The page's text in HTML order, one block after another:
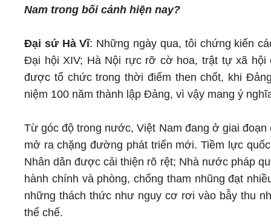
Nam trong bối cảnh hiện nay?
Đại sứ Hà Vĩ: Những ngày qua, tôi chứng kiến
Đại hội XIV; Hà Nội rực rỡ cờ hoa, trật tự xã
được tổ chức trong thời điểm then chốt, khi
niệm 100 năm thành lập Đảng, vì vậy mang ý
Từ góc độ trong nước, Việt Nam đang ở giai
mở ra chặng đường phát triển mới. Tiềm lực
Nhân dân được cải thiện rõ rệt; Nhà nước pháp
hành chính và phòng, chống tham nhũng đạt
những thách thức như nguy cơ rơi vào bẫy thu
thể chế.